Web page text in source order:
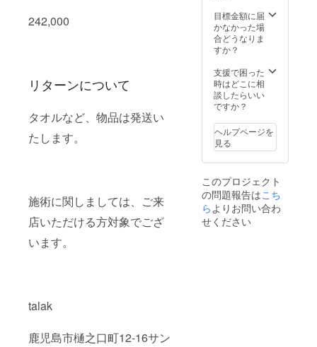
242,000
リターンについて
タオルなど、物品は発送い
たします。
施術に関しましては、ご来
店いただける方対象でござ
います。
talak
鹿児島市樋之口町12-16サン
果には
個人差
がござ
います
予めご
了承く
ださ
い。
目標金額に届
かなかった場
合どうなりま
すか？
支援で困った
時はどこに相
談したらいい
ですか？
ヘルプページを
見る
このプロジェクト
の問題報告はこち
らよりお問い合わ
せください